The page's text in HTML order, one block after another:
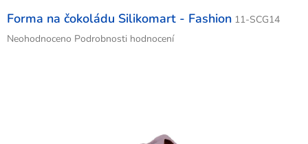
Forma na čokoládu Silikomart - Fashion 11-SCG14
Průměrné
Neohodnoceno Podrobnosti hodnocení